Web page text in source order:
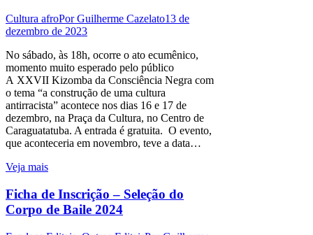
Cultura afroPorGuilherme Cazelato13 de
dezembro de 2023
No sábado, às 18h, ocorre o ato ecumênico,
momento muito esperado pelo público
A XXVII Kizomba da Consciência Negra com
o tema “a construção de uma cultura
antirracista” acontece nos dias 16 e 17 de
dezembro, na Praça da Cultura, no Centro de
Caraguatatuba. A entrada é gratuita. O evento,
que aconteceria em novembro, teve a data…
Veja mais
Ficha de Inscrição – Seleção do
Corpo de Baile 2024